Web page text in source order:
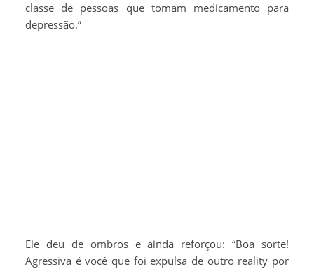
classe de pessoas que tomam medicamento para
depressão.”
Ele deu de ombros e ainda reforçou: “Boa sorte!
Agressiva é você que foi expulsa de outro reality por